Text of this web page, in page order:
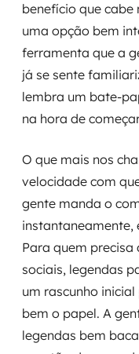
benefício que
uma opção bem
ferramenta que a
já se sente
lembra um bate-
na hora de
O que mais nos
velocidade com
gente manda o
instantaneamente,
Para quem
sociais, legendas
um rascunho
bem o papel. A
legendas bem